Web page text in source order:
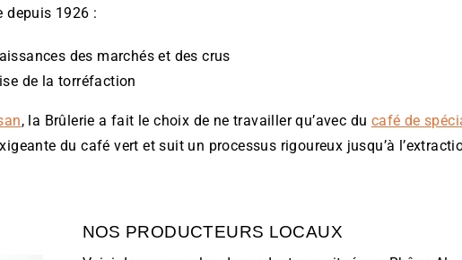
depuis 1926 :
des marchés et des crus
de la torréfaction
, la Brûlerie a fait le choix de ne travailler qu’avec du café de
du café vert et suit un processus rigoureux jusqu’à
NOS PRODUCTEURS LOCAUX